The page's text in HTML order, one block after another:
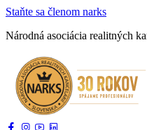
Staňte sa členom narks
Národná asociácia realitných